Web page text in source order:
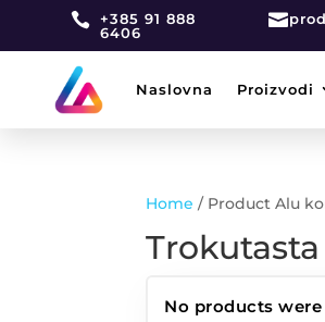
 +385 91 888
6406

Naslovna Proizvodi
Home / Product Alu
Trokutasta
No products